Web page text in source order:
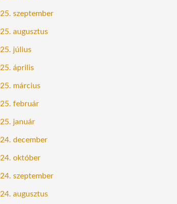
szeptember
augusztus
július
április
március
február
január
december
október
szeptember
augusztus